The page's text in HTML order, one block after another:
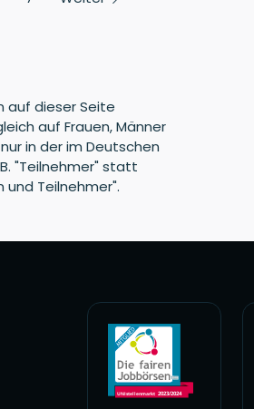
auf dieser Seite
auf Frauen, Männer
in der im Deutschen
"Teilnehmer" statt
und Teilnehmer".